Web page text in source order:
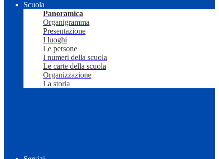
Scuola
Panoramica
Organigramma
Presentazione
I luoghi
Le persone
I numeri della scuola
Le carte della scuola
Organizzazione
La storia